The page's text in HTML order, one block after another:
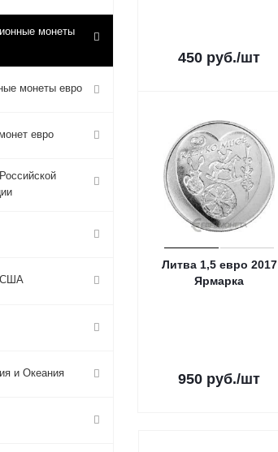
450 руб./шт
Литва 1,5 евро 2017
Ярмарка
950 руб./шт
монеты
монеты евро
евро
США
и Океания